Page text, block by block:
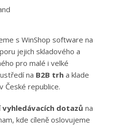
s WinShop software na
jejich skladového a
pro malé i velké
na B2B trh a klade
České republice.
dotazů na
kde cíleně oslovujeme